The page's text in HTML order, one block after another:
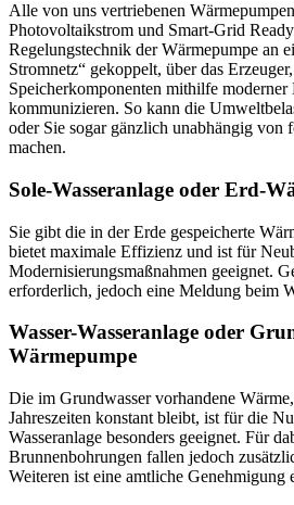
Alle von uns vertriebenen
Photovoltaikstrom und Smart-Grid
Regelungstechnik der Wärmepumpe an
Stromnetz“ gekoppelt, über das
Speicherkomponenten mithilfe
kommunizieren. So kann die
oder Sie sogar gänzlich unabhängig von
machen.
Sole-Wasseranlage oder Erd-
Sie gibt die in der Erde gespeicherte
bietet maximale Effizienz und ist für
Modernisierungsmaßnahmen geeignet.
erforderlich, jedoch eine Meldung beim
Wasser-Wasseranlage oder
Wärmepumpe
Die im Grundwasser vorhandene
Jahreszeiten konstant bleibt, ist für die
Wasseranlage besonders geeignet. Für
Brunnenbohrungen fallen jedoch
Weiteren ist eine amtliche Genehmigung